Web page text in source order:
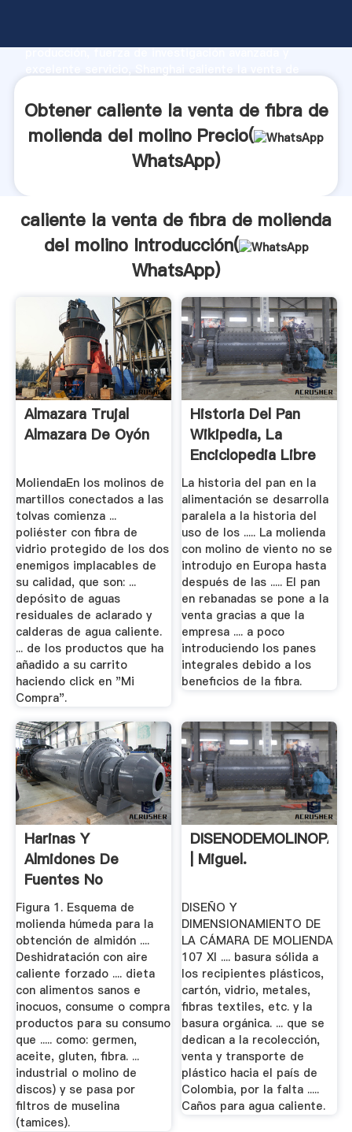
producción, fuerza de investigación avanzada y
y aporta valores a todos los clientes.
Obtener caliente la venta de fibra de
molienda del molino Precio(
WhatsApp)
caliente la venta de fibra de molienda
del molino Introducción(
WhatsApp)
Almazara Trujal
Almazara De Oyón
MoliendaEn los molinos de
martillos conectados a las
tolvas comienza ...
poliéster con fibra de
vidrio protegido de los dos
enemigos implacables de
su calidad, que son: ...
depósito de aguas
residuales de aclarado y
calderas de agua caliente.
... de los productos que ha
añadido a su carrito
haciendo click en "Mi
Compra".
Historia Del Pan
Wikipedia, La
Enciclopedia Libre
La historia del pan en la
alimentación se desarrolla
paralela a la historia del
uso de los ..... La molienda
con molino de viento no se
introdujo en Europa hasta
después de las ..... El pan
en rebanadas se pone a la
venta gracias a que la
empresa .... a poco
introduciendo los panes
integrales debido a los
beneficios de la fibra.
Harinas Y
Almidones De
Fuentes No
Convencionales INTI
Figura 1. Esquema de
molienda húmeda para la
obtención de almidón ....
Deshidratación con aire
caliente forzado .... dieta
con alimentos sanos e
inocuos, consume o compra
productos para su consumo
que ..... como: germen,
aceite, gluten, fibra. ...
industrial o molino de
discos) y se pasa por
filtros de muselina
(tamices).
| Miguel.
DISEÑO Y
DIMENSIONAMIENTO DE
LA CÁMARA DE MOLIENDA
107 XI .... basura sólida a
los recipientes plásticos,
cartón, vidrio, metales,
fibras textiles, etc. y la
basura orgánica. ... que se
dedican a la recolección,
venta y transporte de
plástico hacia el país de
Colombia, por la falta .....
Caños para agua caliente.